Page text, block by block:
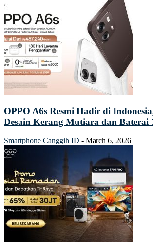
OPPO A6s Resmi Hadir di
Desain Kerang Mutiara dan Baterai
Smartphone Canggih ID - March 6, 2026